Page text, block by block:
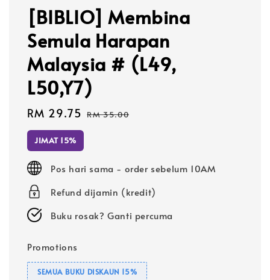
[BIBLIO] Membina
Semula Harapan
Malaysia # (L49,
L50,Y7)
Sale
price
RM 29.75 Regular
RM 35.00
JIMAT 15%
Pos hari sama - order sebelum 10AM
Refund dijamin (kredit)
Buku rosak? Ganti percuma
Promotions
SEMUA BUKU DISKAUN 15%